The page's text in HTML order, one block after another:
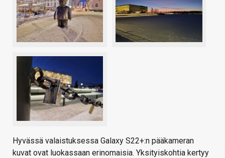
Hyvässä valaistuksessa Galaxy S22+:n pääkameran
kuvat ovat luokassaan erinomaisia. Yksityiskohtia kertyy